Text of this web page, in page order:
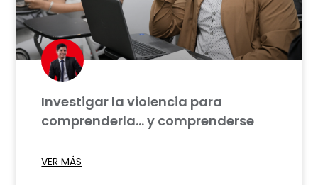
Investigar la violencia para
comprenderla… y comprenderse
VER MÁS